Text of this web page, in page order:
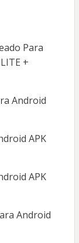
Para
+
Android
APK
APK
Android